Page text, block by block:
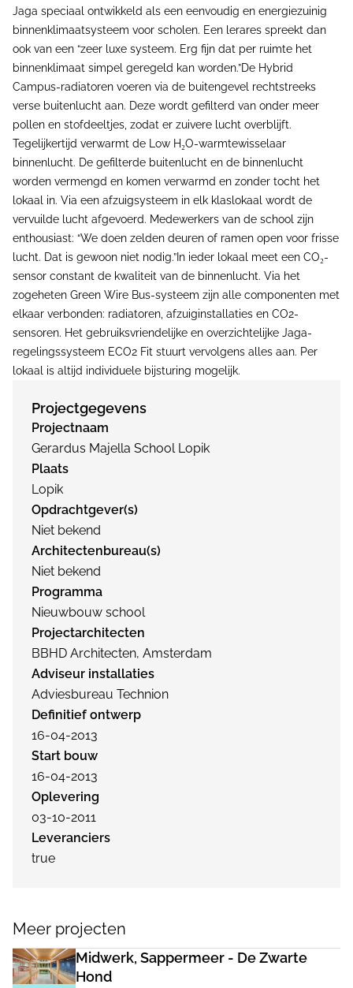
Jaga speciaal ontwikkeld als een eenvoudig en energiezuinig
binnenklimaatsysteem voor scholen. Een lerares spreekt dan
ook van een “zeer luxe systeem. Erg fijn dat per ruimte het
binnenklimaat simpel geregeld kan worden.”De Hybrid
Campus-radiatoren voeren via de buitengevel rechtstreeks
verse buitenlucht aan. Deze wordt gefilterd van onder meer
pollen en stofdeeltjes, zodat er zuivere lucht overblijft.
Tegelijkertijd verwarmt de Low H₂O-warmtewisselaar
binnenlucht. De gefilterde buitenlucht en de binnenlucht
worden vermengd en komen verwarmd en zonder tocht het
lokaal in. Via een afzuigsysteem in elk klaslokaal wordt de
vervuilde lucht afgevoerd. Medewerkers van de school zijn
enthousiast: “We doen zelden deuren of ramen open voor frisse
lucht. Dat is gewoon niet nodig.”In ieder lokaal meet een CO₂-
sensor constant de kwaliteit van de binnenlucht. Via het
zogeheten Green Wire Bus-systeem zijn alle componenten met
elkaar verbonden: radiatoren, afzuiginstallaties en CO2-
sensoren. Het gebruiksvriendelijke en overzichtelijke Jaga-
regelingssysteem ECO2 Fit stuurt vervolgens alles aan. Per
lokaal is altijd individuele bijsturing mogelijk.
Projectgegevens
Projectnaam
Gerardus Majella School Lopik
Plaats
Lopik
Opdrachtgever(s)
Niet bekend
Architectenbureau(s)
Niet bekend
Programma
Nieuwbouw school
Projectarchitecten
BBHD Architecten, Amsterdam
Adviseur installaties
Adviesbureau Technion
Definitief ontwerp
16-04-2013
Start bouw
16-04-2013
Oplevering
03-10-2011
Leveranciers
true
Meer projecten
Midwerk, Sappermeer - De Zwarte
Hond